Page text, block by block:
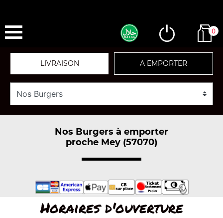
0
LIVRAISON A EMPORTER
Nos Burgers à emporter
proche Mey (57070)
Horaires d'ouverture